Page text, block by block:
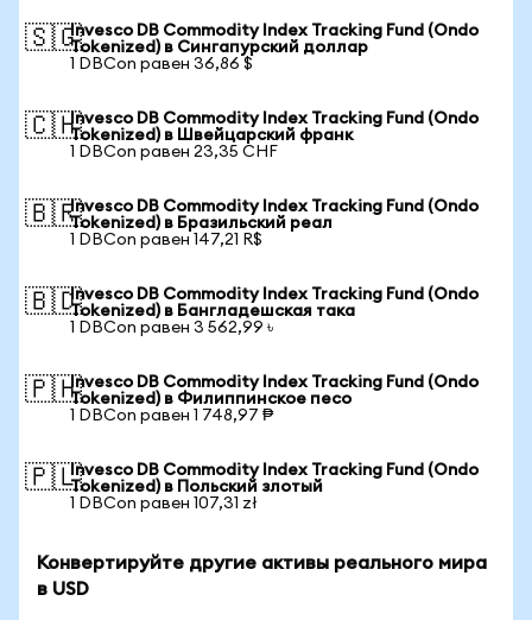
🇸🇬Invesco DB Commodity Index Tracking Fund (Ondo
Tokenized) в Сингапурский доллар
1 DBCon равен 36,86 $
🇨🇭Invesco DB Commodity Index Tracking Fund (Ondo
Tokenized) в Швейцарский франк
1 DBCon равен 23,35 CHF
🇧🇷Invesco DB Commodity Index Tracking Fund (Ondo
Tokenized) в Бразильский реал
1 DBCon равен 147,21 R$
🇧🇩Invesco DB Commodity Index Tracking Fund (Ondo
Tokenized) в Бангладешская така
1 DBCon равен 3 562,99 ৳
🇵🇭Invesco DB Commodity Index Tracking Fund (Ondo
Tokenized) в Филиппинское песо
1 DBCon равен 1 748,97 ₱
🇵🇱Invesco DB Commodity Index Tracking Fund (Ondo
Tokenized) в Польский злотый
1 DBCon равен 107,31 zł
Конвертируйте другие активы реального мира
в USD